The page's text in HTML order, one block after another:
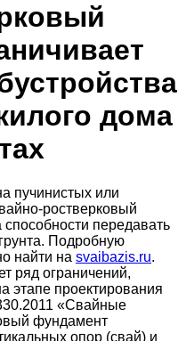
дома
пучинистых или
ростверковый
передавать
Подробную
найти на svaibazis.ru.
ряд ограничений,
этапе проектирования
«Свайные
фундамент
опор (свай) и